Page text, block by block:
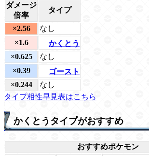
ダメージ
倍率
タイプ
×2.56
なし
×1.6
かくとう
×0.625
なし
×0.39
ゴースト
×0.244
なし
タイプ相性早見表はこちら
かくとうタイプがおすすめ
おすすめポケモン